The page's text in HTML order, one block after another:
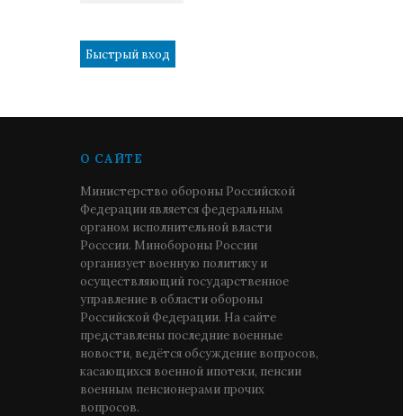
О САЙТЕ
Министерство обороны Российской
Федерации является федеральным
органом исполнительной власти
Росссии. Минобороны России
организует военную политику и
осуществляющий государственное
управление в области обороны
Российской Федерации. На сайте
представлены последние военные
новости, ведётся обсуждение вопросов,
касающихся военной ипотеки, пенсии
военным пенсионерами прочих
вопросов.